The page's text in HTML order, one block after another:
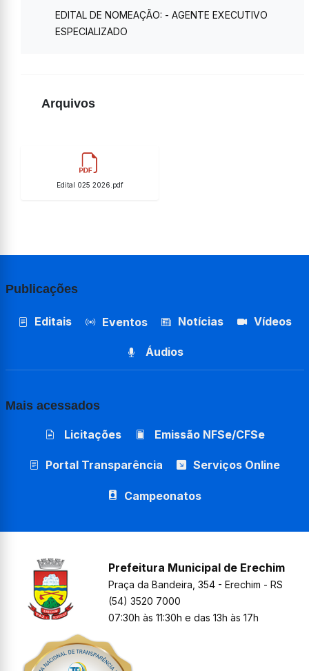
EDITAL DE NOMEAÇÃO: - AGENTE EXECUTIVO
ESPECIALIZADO
Arquivos
Edital 025 2026.pdf
Publicações
Editais Eventos Notícias Vídeos
Áudios
Mais acessados
Licitações Emissão NFSe/CFSe
Portal Transparência Serviços Online
Campeonatos
Prefeitura Municipal de Erechim
Praça da Bandeira, 354 - Erechim - RS
(54) 3520 7000
07:30h às 11:30h e das 13h às 17h